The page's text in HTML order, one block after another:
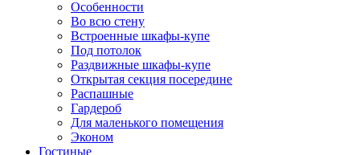
Особенности
Во всю стену
Встроенные шкафы-купе
Под потолок
Раздвижные шкафы-купе
Открытая секция посередине
Распашные
Гардероб
Для маленького помещения
Эконом
Гостиные